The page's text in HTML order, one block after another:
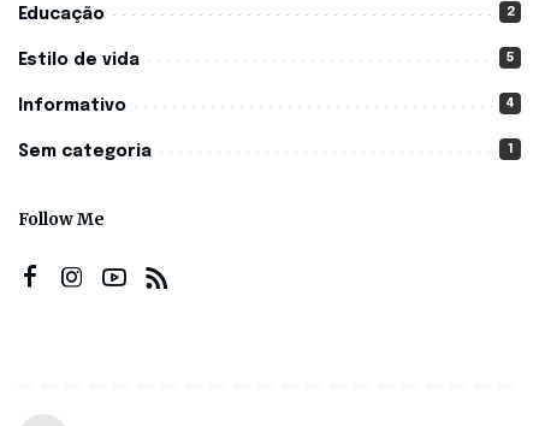
Educação 2
Estilo de vida 5
Informativo 4
Sem categoria 1
Follow Me